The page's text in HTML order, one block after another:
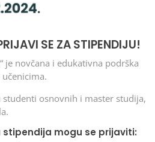
SE ZA STIPENDIJU!
je novčana i edukativna podrška
osnovnih i master studija,
stipendija mogu se prijaviti: